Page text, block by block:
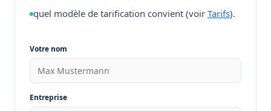
quel modèle de tarification convient (voir Tarifs).
Votre nom
Entreprise